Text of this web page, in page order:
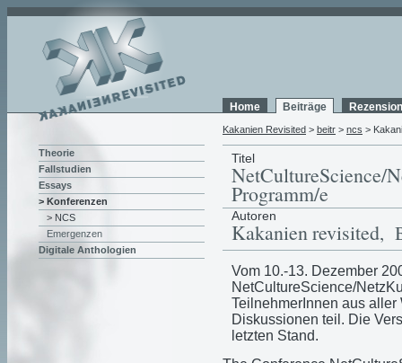
Home Beiträge
Kakanien Revisited > beitr > ncs >
Titel
NetCultureScience/
Programm/e
Autoren
Kakanien revisited,
Vom 10.-13. Dezember
NetCultureScience/
TeilnehmerInnen aus
Diskussionen teil. Die
letzten Stand.
Theorie
Fallstudien
Essays
> Konferenzen
> NCS
Emergenzen
Digitale Anthologien